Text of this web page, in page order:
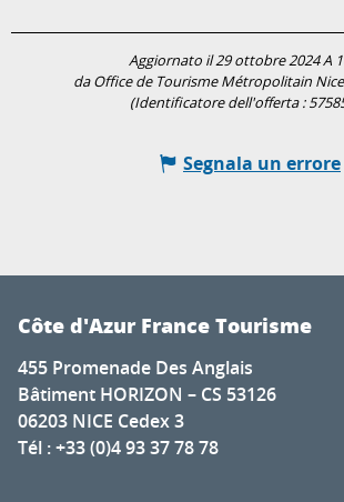
Aggiornato il 29 ottobre 2024 A
da Office de Tourisme Métropolitain
(Identificatore dell'offerta :
Segnala un errore
Côte d'Azur France Tourisme
455 Promenade Des Anglais
Bâtiment HORIZON – CS 53126
06203 NICE Cedex 3
Tél : +33 (0)4 93 37 78 78